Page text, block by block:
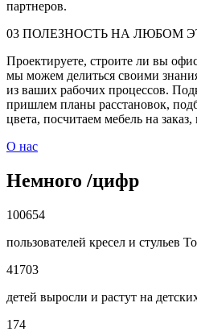
партнеров.
03 ПОЛЕЗНОСТЬ НА ЛЮБОМ
Проектируете, строите ли вы
мы можем делиться своими
из ваших рабочих процессов.
пришлем планы расстановок,
цвета, посчитаем мебель на
О нас
Немного /цифр
100654
пользователей кресел и стульев
41703
детей выросли и растут на
174